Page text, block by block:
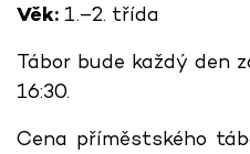
Věk: 1.–2. třída
Tábor bude každý den
16:30.
Cena příměstského